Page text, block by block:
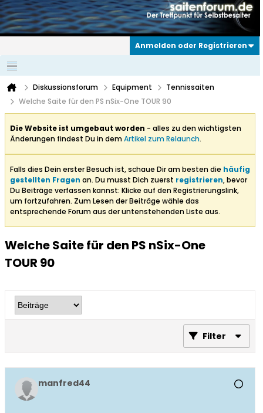
Anmelden oder Registrieren
Diskussionsforum Equipment
Tennissaiten
Welche Saite für den PS nSix-One TOUR 90
Die Website ist umgebaut worden - alles zu den wichtigsten
Änderungen findest Du in demArtikel zum Relaunch.
Falls dies Dein erster Besuch ist, schaue Dir am besten die häufig
gestellten Fragen an. Du musst Dich zuerst registrieren, bevor
Du Beiträge verfassen kannst: Klicke auf den Registrierungslink,
um fortzufahren. Zum Lesen der Beiträge wähle das
entsprechende Forum aus der untenstehenden Liste aus.
Welche Saite für den PS nSix-One
TOUR 90
Filter
manfred44